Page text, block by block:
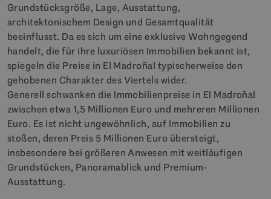
Grundstücksgröße, Lage, Ausstattung,
architektonischem Design und Gesamtqualität
beeinflusst. Da es sich um eine exklusive Wohngegend
handelt, die für ihre luxuriösen Immobilien bekannt ist,
spiegeln die Preise in El Madroñal typischerweise den
gehobenen Charakter des Viertels wider.
Generell schwanken die Immobilienpreise in El Madroñal
zwischen etwa 1,5 Millionen Euro und mehreren Millionen
Euro. Es ist nicht ungewöhnlich, auf Immobilien zu
stoßen, deren Preis 5 Millionen Euro übersteigt,
insbesondere bei größeren Anwesen mit weitläufigen
Grundstücken, Panoramablick und Premium-
Ausstattung.